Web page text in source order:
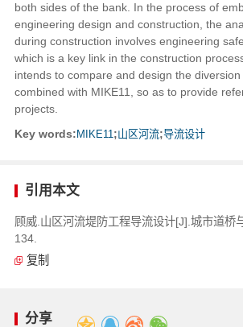
both sides of the bank. In the process of
engineering design and construction, the
during construction involves engineering
which is a key link in the construction
intends to compare and design the
combined with MIKE11, so as to provide
projects.
Key words: MIKE11;山区河流;导流设计
引用本文
顾威.山区河流堤防工程导流设计[J].城市道桥
134.
复制
分享